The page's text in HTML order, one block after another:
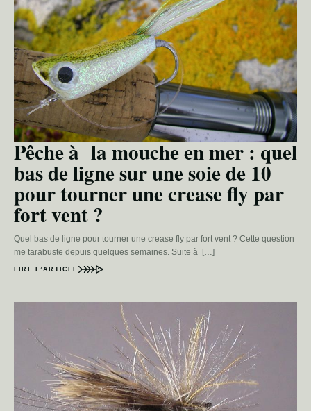
Pêche à la mouche en mer : quel
bas de ligne sur une soie de 10
pour tourner une crease fly par
fort vent ?
Quel bas de ligne pour tourner une crease fly par fort vent ? Cette question
me tarabuste depuis quelques semaines. Suite à […]
LIRE L’ARTICLE